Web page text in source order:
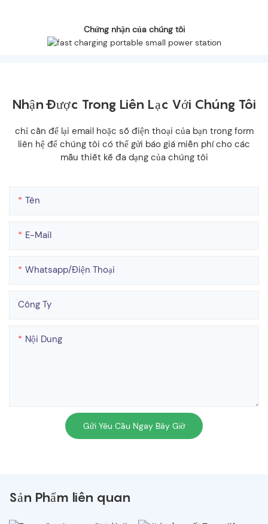
Chứng nhận của chúng tôi
Nhận Được Trong Liên Lạc Với Chúng Tôi
chỉ cần để lại email hoặc số điện thoại của bạn trong form
liên hệ để chúng tôi có thể gửi báo giá miễn phí cho các
mẫu thiết kế đa dạng của chúng tôi
Tên
E-Mail
Whatsapp/điện Thoại
Công Ty
Nội Dung
Gửi Yêu Cầu Ngay Bây Giờ
Sản Phẩm liên quan